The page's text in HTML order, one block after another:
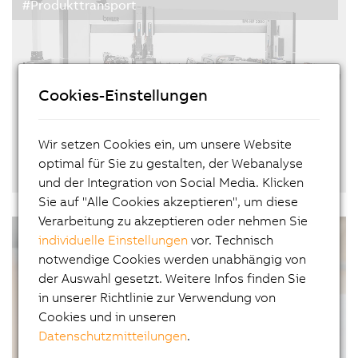
wirtschaftlicheren Druckprozess in
pharmazeutischen Produktionslinien.
#Produkttransport
Bihler hat den Bogen raus
31.05.2023| 4m
Hochflexibles Produktionssystem für Hairpins mit
Automatisierungstechnik von B&R
#Interviews #AdaptiveFertigung #KleineLosgrößen
Cookies-Einstellungen
Wir setzen Cookies ein, um unsere Website
optimal für Sie zu gestalten, der Webanalyse
und der Integration von Social Media. Klicken
Sie auf "Alle Cookies akzeptieren", um diese
Verarbeitung zu akzeptieren oder nehmen Sie
individuelle Einstellungen vor. Technisch
notwendige Cookies werden unabhängig von
der Auswahl gesetzt. Weitere Infos finden Sie
in unserer Richtlinie zur Verwendung von
Cookies und in unseren
Datenschutzmitteilungen.